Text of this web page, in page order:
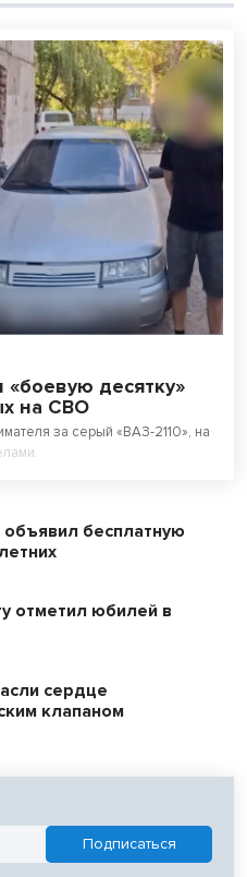
десятку»
на СВО
за серый «ВАЗ-2110», на
бесплатную
отметил юбилей в
сердце
клапаном